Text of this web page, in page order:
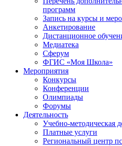
программ
Запись на курсы и
Анкетирование
Дистанционное
Медиатека
Сферум
ФГИС «Моя Школа»
Мероприятия
Конкурсы
Конференции
Олимпиады
Форумы
Деятельность
Учебно-методическая
Платные услуги
Региональный центр